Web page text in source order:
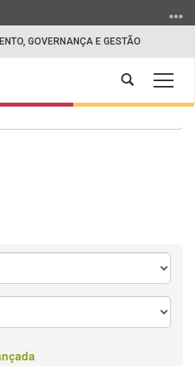
GOVERNANÇA E GESTÃO
a
Abrir
a